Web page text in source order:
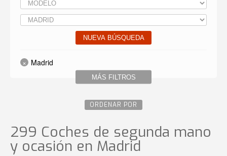
NUEVA BÚSQUEDA
MÁS FILTROS
Madrid
ORDENAR POR
299 Coches de segunda mano
y ocasión en Madrid